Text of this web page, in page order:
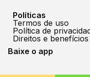
Políticas
Termos de uso
Política de
Direitos e
Baixe o app